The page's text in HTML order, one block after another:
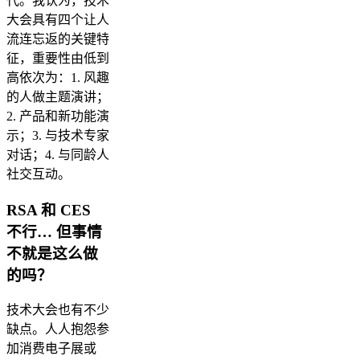
大会具有四个让人
流连忘返的关键特
征，重要性由低到
高依次为：1. 风趣
的人做主题演讲；
2. 产品和新功能演
示；3. 与技术专家
对话；4. 与同龄人
社交互动。
RSA 和 CES
不行… 但事情
不就是这么做
的吗？
技术大会也有不少
缺点。人人抱怨参
加消费电子展或